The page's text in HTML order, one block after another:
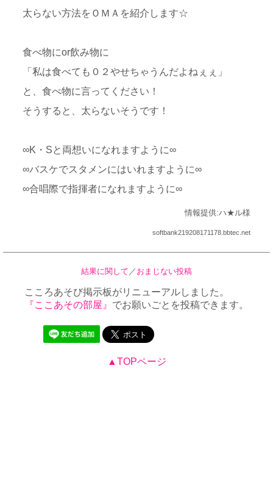
太らない方法をＯＭＡを紹介します☆
食べ物にor飲み物に
「私は食べても０２やせちゃうんだよねぇぇ」
と、食べ物に言ってください！
そうすると、太らないそうです！
∞K・Sと両想いになれますように∞
∞バスケでスタメンにはいれますように∞
∞合唱際で指揮者になれますように∞
情報提供:ハ★ル様
softbank219208171178.bbtec.net
結果に関して ／ おまじない投稿
こころあそび掲示板がリニューアルしました。
『ここあその部屋』 でお願いごとを投稿できます。
▲TOPページ